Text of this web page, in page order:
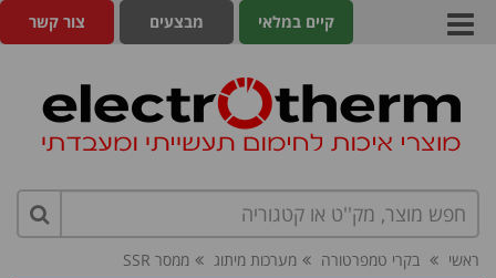
צור קשר מבצעים קיים במלאי
ראשי בקרי טמפרטורה מערכות מיתוג ממסר SSR